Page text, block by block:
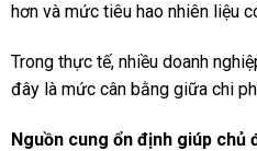
hơn và mức tiêu hao nhiên liệu
Trong thực tế, nhiều doanh
đây là mức cân bằng giữa chi
Nguồn cung ổn định giúp chủ